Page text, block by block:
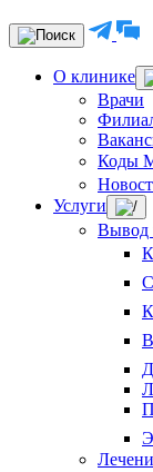
О клинике
Врачи
Коды
Услуги
Вывод